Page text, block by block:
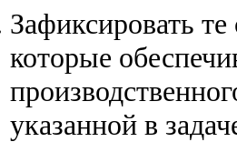
Зафиксировать
которые
указанной в